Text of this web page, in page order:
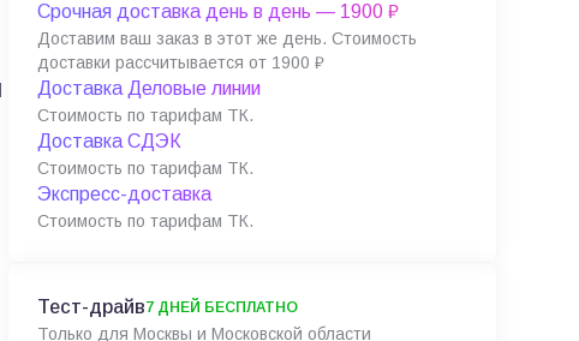
Срочная доставка день в день — 1900 ₽
Доставим ваш заказ в этот же день. Стоимость
доставки рассчитывается от 1900 ₽
Доставка Деловые линии
Стоимость по тарифам ТК.
Доставка СДЭК
Стоимость по тарифам ТК.
Экспресс-доставка
Стоимость по тарифам ТК.
Тест-драйв7 ДНЕЙ БЕСПЛАТНО
Только для Москвы и Московской области